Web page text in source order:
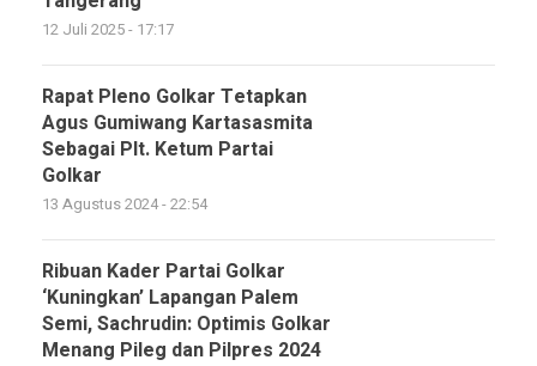
12 Juli 2025 - 17:17
Rapat Pleno Golkar Tetapkan
Agus Gumiwang Kartasasmita
Sebagai Plt. Ketum Partai
Golkar
13 Agustus 2024 - 22:54
Ribuan Kader Partai Golkar
‘Kuningkan’ Lapangan Palem
Semi, Sachrudin: Optimis Golkar
Menang Pileg dan Pilpres 2024